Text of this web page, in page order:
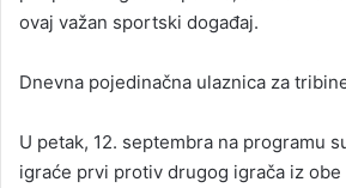
ovaj važan sportski događaj.
Dnevna pojedinačna ulaznica za
U petak, 12. septembra na programu
igraće prvi protiv drugog igrača iz